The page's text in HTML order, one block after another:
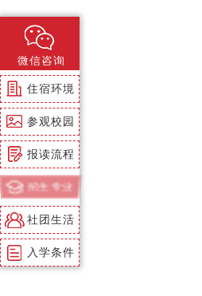
微信咨询
住宿环境
参观校园
报读流程
招生专业
社团生活
入学条件